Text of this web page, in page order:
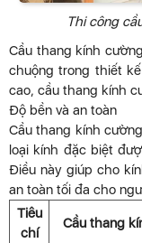
Thi công
Cầu thang kính
chuộng trong thiết
cao, cầu thang kính
Độ bền và an toàn
Cầu thang kính
loại kính đặc biệt
Điều này giúp cho
an toàn tối đa cho
Tiêu
chí
Cầu thang